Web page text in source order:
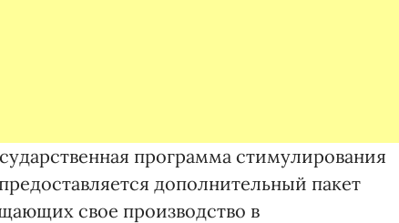
программа стимулирования
дополнительный пакет
свое производство в